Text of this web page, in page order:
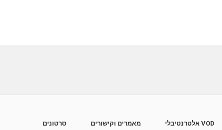
VOD אלטרנטיבלי מאמרים וקישורים סרטונים